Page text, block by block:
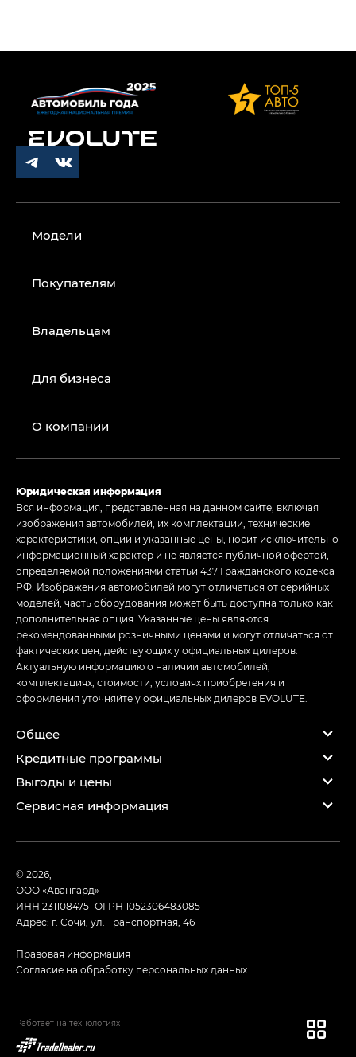
Модели
Покупателям
Владельцам
Для бизнеса
О компании
Юридическая информация
Вся информация, представленная на данном сайте, включая
изображения автомобилей, их комплектации, технические
характеристики, опции и указанные цены, носит исключительно
информационный характер и не является публичной офертой,
определяемой положениями статьи 437 Гражданского кодекса
РФ. Изображения автомобилей могут отличаться от серийных
моделей, часть оборудования может быть доступна только как
дополнительная опция. Указанные цены являются
рекомендованными розничными ценами и могут отличаться от
фактических цен, действующих у официальных дилеров.
Актуальную информацию о наличии автомобилей,
комплектациях, стоимости, условиях приобретения и
оформления уточняйте у официальных дилеров EVOLUTE.
Общее
Кредитные программы
Выгоды и цены
Сервисная информация
© 2026,
ООО «Авангард»
ИНН 2311084751 ОГРН 1052306483085
Адрес: г. Сочи, ул. Транспортная, 46
Правовая информация
Согласие на обработку персональных данных
Работает на технологиях